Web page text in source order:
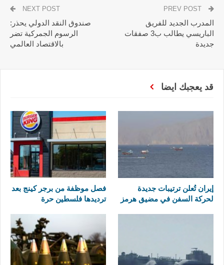
المدرب الجديد للفريق
الباريسي يطالب ب3 صفقات
جديدة
NEXT POST
صندوق النقد الدولي يحذر:
الرسوم الجمركية تضر
بالاقتصاد العالمي
قد يعجبك ايضا
إيران تُعلن ترتيبات جديدة
لحركة السفن في مضيق هرمز
فصل موظفة من برجر كينج بعد
ترديدها فلسطين حرة